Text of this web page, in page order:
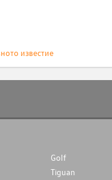
известие
Golf
Tiguan